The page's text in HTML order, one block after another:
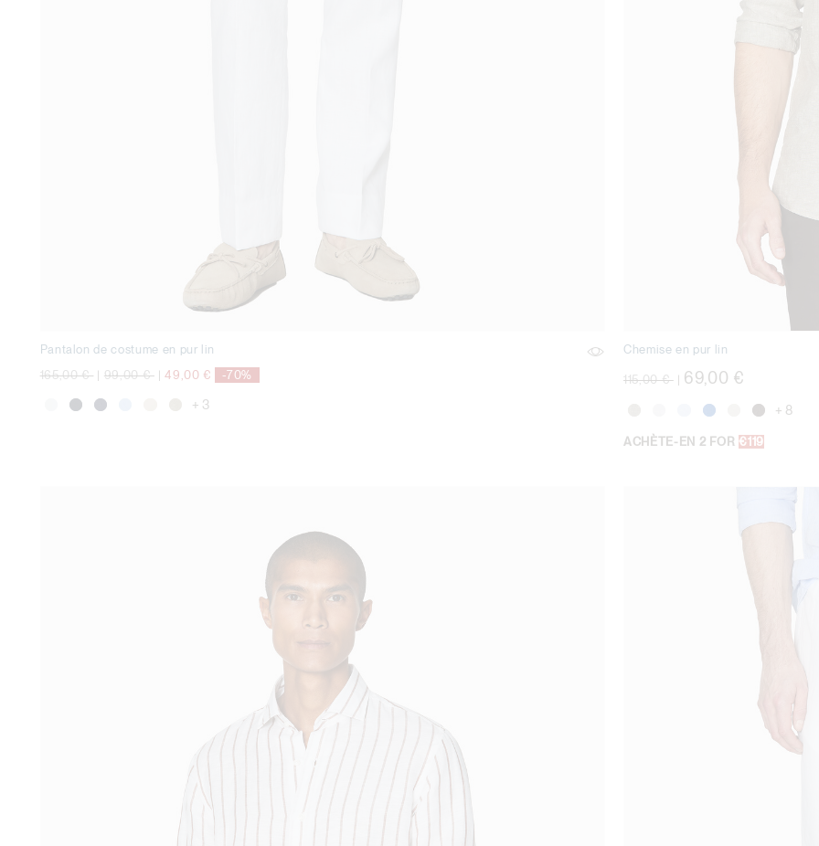
Pantalon de costume en pur lin
Prix réduit de
165,00 €à| Prix réduit de
99,00 €à| 49,00 € -70%
+ 3
Chemise en pur lin
Prix réduit de
115,00 € à| 69,00 €
+ 8
ACHÈTE-EN 2 FOR €119